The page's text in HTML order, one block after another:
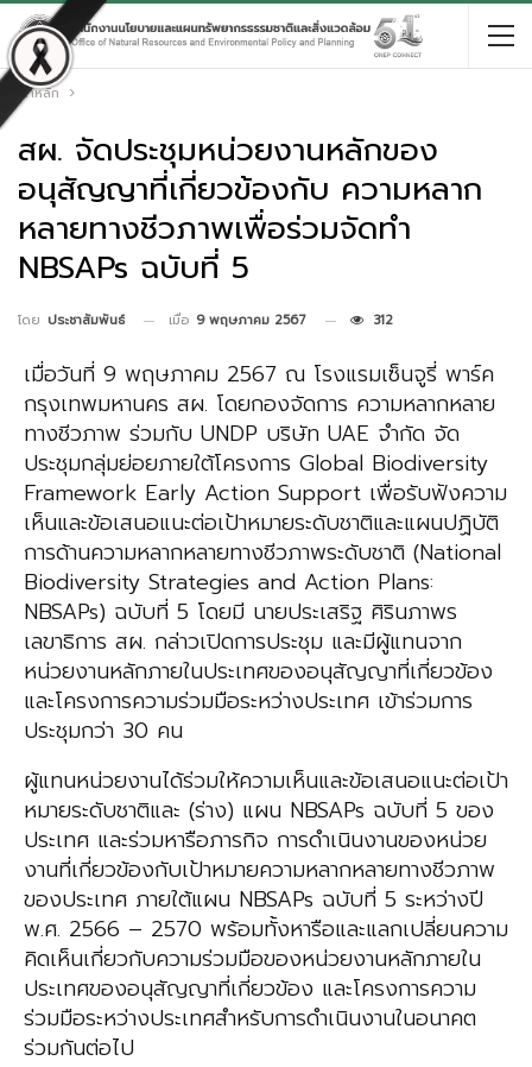
หน้าหลัก
สผ. จัดประชุมหน่วยงานหลักของ
อนุสัญญาที่เกี่ยวข้องกับ ความหลาก
หลายทางชีวภาพเพื่อร่วมจัดทำ
NBSAPs ฉบับที่ 5
โดย ประชาสัมพันธ์ เมื่อ 9 พฤษภาคม 2567 312
เมื่อวันที่ 9 พฤษภาคม 2567 ณ โรงแรมเซ็นจูรี่ พาร์ค
กรุงเทพมหานคร สผ. โดยกองจัดการ ความหลากหลาย
ทางชีวภาพ ร่วมกับ UNDP บริษัท UAE จำกัด จัด
ประชุมกลุ่มย่อยภายใต้โครงการ Global Biodiversity
Framework Early Action Support เพื่อรับฟังความ
เห็นและข้อเสนอแนะต่อเป้าหมายระดับชาติและแผนปฏิบัติ
การด้านความหลากหลายทางชีวภาพระดับชาติ (National
Biodiversity Strategies and Action Plans:
NBSAPs) ฉบับที่ 5 โดยมี นายประเสริฐ ศิรินภาพร
เลขาธิการ สผ. กล่าวเปิดการประชุม และมีผู้แทนจาก
หน่วยงานหลักภายในประเทศของอนุสัญญาที่เกี่ยวข้อง
และโครงการความร่วมมือระหว่างประเทศ เข้าร่วมการ
ประชุมกว่า 30 คน
ผู้แทนหน่วยงานได้ร่วมให้ความเห็นและข้อเสนอแนะต่อเป้า
หมายระดับชาติและ (ร่าง) แผน NBSAPs ฉบับที่ 5 ของ
ประเทศ และร่วมหารือภารกิจ การดำเนินงานของหน่วย
งานที่เกี่ยวข้องกับเป้าหมายความหลากหลายทางชีวภาพ
ของประเทศ ภายใต้แผน NBSAPs ฉบับที่ 5 ระหว่างปี
พ.ศ. 2566 – 2570 พร้อมทั้งหารือและแลกเปลี่ยนความ
คิดเห็นเกี่ยวกับความร่วมมือของหน่วยงานหลักภายใน
ประเทศของอนุสัญญาที่เกี่ยวข้อง และโครงการความ
ร่วมมือระหว่างประเทศสำหรับการดำเนินงานในอนาคต
ร่วมกันต่อไป